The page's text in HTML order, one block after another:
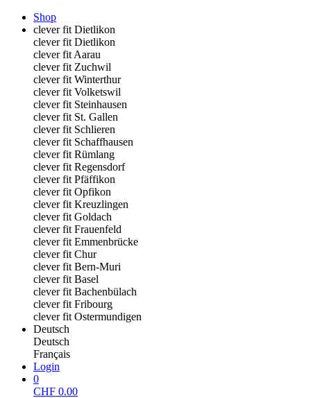
Shop
clever fit Dietlikon
clever fit Dietlikon
clever fit Aarau
clever fit Zuchwil
clever fit Winterthur
clever fit Volketswil
clever fit Steinhausen
clever fit St. Gallen
clever fit Schlieren
clever fit Schaffhausen
clever fit Rümlang
clever fit Regensdorf
clever fit Pfäffikon
clever fit Opfikon
clever fit Kreuzlingen
clever fit Goldach
clever fit Frauenfeld
clever fit Emmenbrücke
clever fit Chur
clever fit Bern-Muri
clever fit Basel
clever fit Bachenbülach
clever fit Fribourg
clever fit Ostermundigen
Deutsch
Deutsch
Français
Login
0
CHF 0.00